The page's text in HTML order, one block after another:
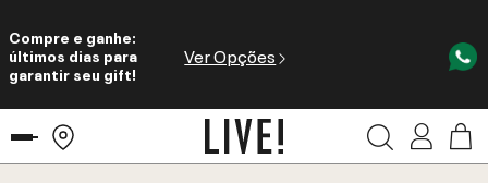
Compre e ganhe:
últimos dias para
garantir seu gift!
Ver Opções